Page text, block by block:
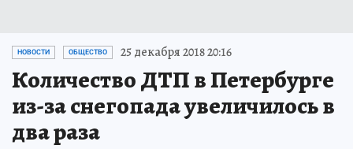
НОВОСТИ ОБЩЕСТВО 25 декабря 2018 20:16
Количество ДТП в Петербурге
из-за снегопада увеличилось в
два раза